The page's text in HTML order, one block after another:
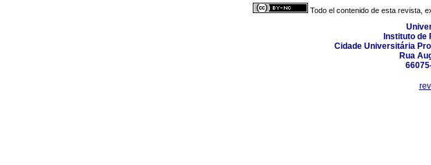
Todo el contenido de esta revista,
Instituto de
Cidade Universitária
Rua